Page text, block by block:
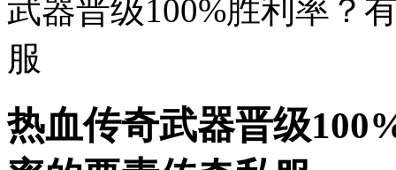
武器晋级100%胜利率？
服
热血传奇武器晋级